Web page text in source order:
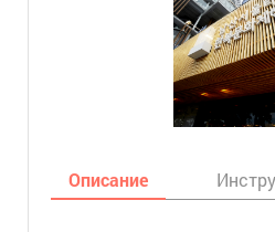
Описание